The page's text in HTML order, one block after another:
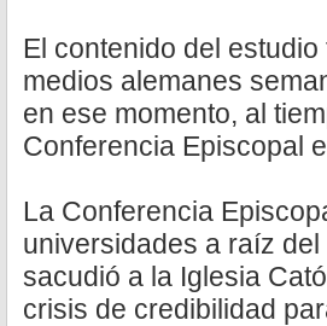
El contenido del
medios alemanes
en ese momento, al
Conferencia Episcopal
La Conferencia
universidades a raíz
sacudió a la Iglesia
crisis de credibilidad